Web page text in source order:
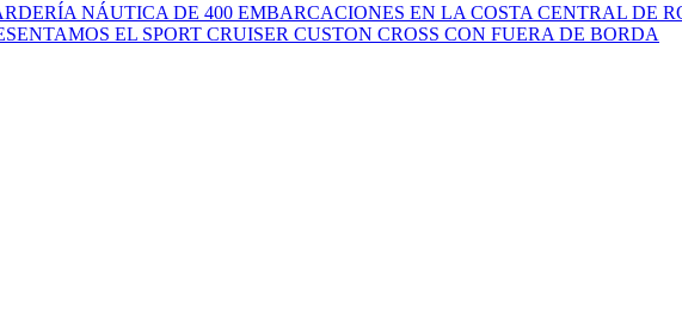
NÁUTICA DE 400 EMBARCACIONES EN LA COSTA CENTRAL DE
EL SPORT CRUISER CUSTON CROSS CON FUERA DE BORDA